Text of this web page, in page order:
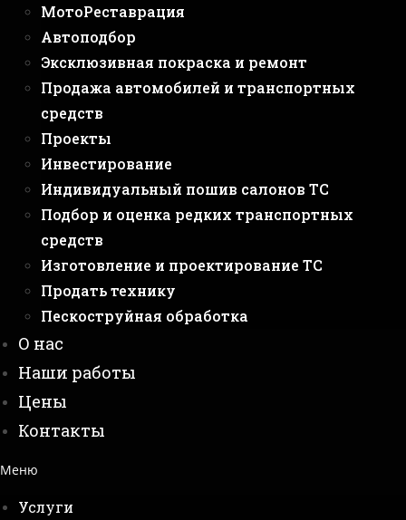
МотоРеставрация
Автоподбор
Эксклюзивная покраска и ремонт
Продажа автомобилей и транспортных
средств
Проекты
Инвестирование
Индивидуальный пошив салонов ТС
Подбор и оценка редких транспортных
средств
Изготовление и проектирование ТС
Продать технику
Пескоструйная обработка
О нас
Наши работы
Цены
Контакты
Меню
Услуги